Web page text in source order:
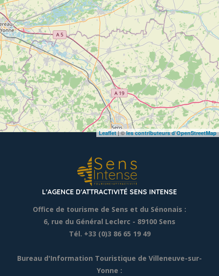
Leaflet| ©les contributeurs d’OpenStreetMap
L'AGENCE D'ATTRACTIVITÉ SENS INTENSE
Office de tourisme de Sens et du Sénonais :
6, rue du Général Leclerc - 89100 Sens
Tél. +33 (0)3 86 65 19 49
Bureau d'Information Touristique de Villeneuve-sur-
Yonne :